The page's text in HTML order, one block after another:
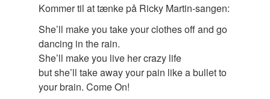
Kommer til at tænke på Ricky Martin-sangen:
She’ll make you take your clothes off and go
dancing in the rain.
She’ll make you live her crazy life
but she’ll take away your pain like a bullet to
your brain. Come On!